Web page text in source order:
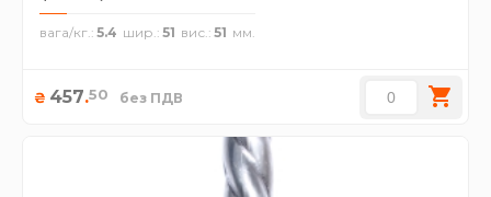
вага/кг. 5.4 шир. 51 вис. 51
₴ 457.50 без ПДВ